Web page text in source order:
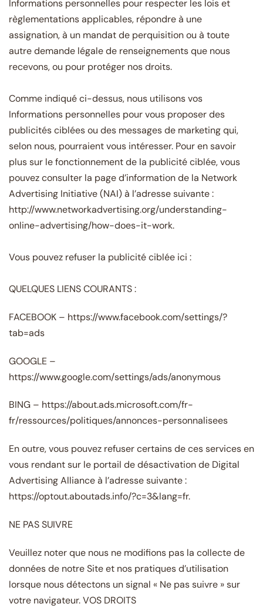
Informations personnelles pour respecter les lois et
règlementations applicables, répondre à une
assignation, à un mandat de perquisition ou à toute
autre demande légale de renseignements que nous
recevons, ou pour protéger nos droits.
Comme indiqué ci-dessus, nous utilisons vos
Informations personnelles pour vous proposer des
publicités ciblées ou des messages de marketing qui,
selon nous, pourraient vous intéresser. Pour en savoir
plus sur le fonctionnement de la publicité ciblée, vous
pouvez consulter la page d’information de la Network
Advertising Initiative (NAI) à l’adresse suivante :
http://www.networkadvertising.org/understanding-
online-advertising/how-does-it-work.
Vous pouvez refuser la publicité ciblée ici :
QUELQUES LIENS COURANTS :
FACEBOOK – https://www.facebook.com/settings/?
tab=ads
GOOGLE –
https://www.google.com/settings/ads/anonymous
BING – https://about.ads.microsoft.com/fr-
fr/ressources/politiques/annonces-personnalisees
En outre, vous pouvez refuser certains de ces services en
vous rendant sur le portail de désactivation de Digital
Advertising Alliance à l’adresse suivante :
https://optout.aboutads.info/?c=3&lang=fr.
NE PAS SUIVRE
Veuillez noter que nous ne modifions pas la collecte de
données de notre Site et nos pratiques d’utilisation
lorsque nous détectons un signal « Ne pas suivre » sur
votre navigateur. VOS DROITS